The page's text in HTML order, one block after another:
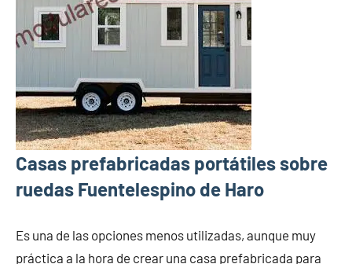
Casas prefabricadas portátiles sobre
ruedas Fuentelespino de Haro
Es una de las opciones menos utilizadas, aunque muy
práctica a la hora de crear una casa prefabricada para